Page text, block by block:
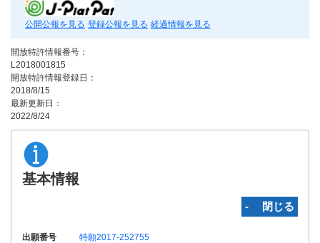
公開公報を見る 登録公報を見る 経過情報を見る
開放特許情報番号：
L2018001815
開放特許情報登録日：
2018/8/15
最新更新日：
2022/8/24
基本情報
‐ 閉じる
出願番号
特願2017-252755